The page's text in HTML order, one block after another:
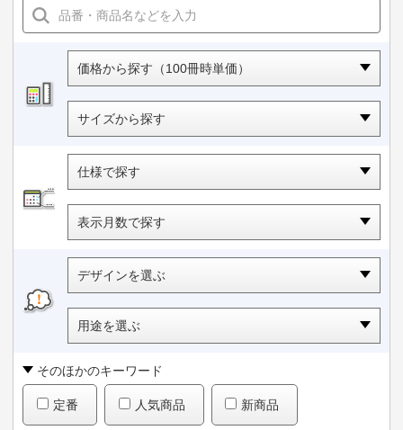
価格から探す（100冊時単価）
サイズから探す
仕様で探す
表示月数で探す
デザインを選ぶ
用途を選ぶ
そのほかのキーワード
定番 人気商品 新商品